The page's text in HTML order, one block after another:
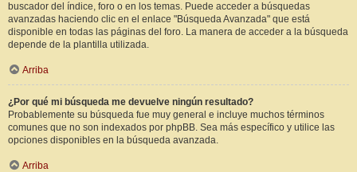
buscador del índice, foro o en los temas. Puede acceder a búsquedas
avanzadas haciendo clic en el enlace "Búsqueda Avanzada" que está
disponible en todas las páginas del foro. La manera de acceder a la búsqueda
depende de la plantilla utilizada.
Arriba
¿Por qué mi búsqueda me devuelve ningún resultado?
Probablemente su búsqueda fue muy general e incluye muchos términos
comunes que no son indexados por phpBB. Sea más específico y utilice las
opciones disponibles en la búsqueda avanzada.
Arriba